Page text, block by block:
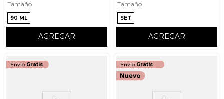
Tamaño
90 ML
AGREGAR
Tamaño
SET
AGREGAR
Envío Gratis Envío Gratis